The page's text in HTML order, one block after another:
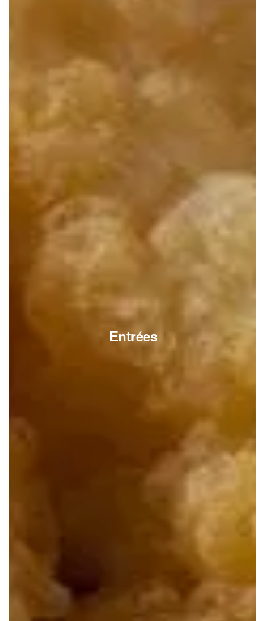
Entrées